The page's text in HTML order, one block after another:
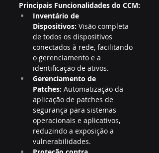
Principais Funcionalidades do CCM:
Inventário de
Dispositivos: Visão completa
de todos os dispositivos
conectados à rede, facilitando
o gerenciamento e a
identificação de ativos.
Gerenciamento de
Patches: Automatização da
aplicação de patches de
segurança para sistemas
operacionais e aplicativos,
reduzindo a exposição a
vulnerabilidades.